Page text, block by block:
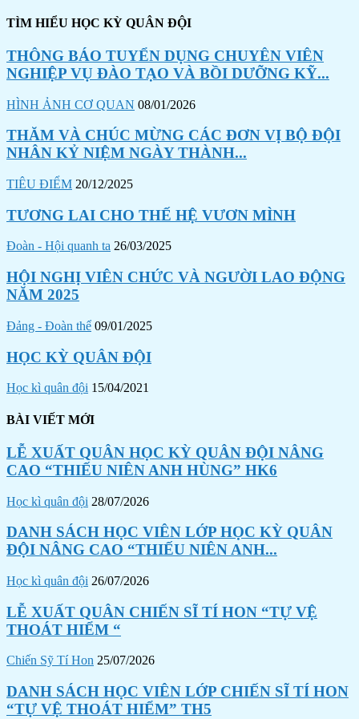
TÌM HIỂU HỌC KỲ QUÂN ĐỘI
THÔNG BÁO TUYỂN DỤNG CHUYÊN VIÊN
NGHIỆP VỤ ĐÀO TẠO VÀ BỒI DƯỠNG KỸ...
HÌNH ẢNH CƠ QUAN 08/01/2026
THĂM VÀ CHÚC MỪNG CÁC ĐƠN VỊ BỘ ĐỘI
NHÂN KỶ NIỆM NGÀY THÀNH...
TIÊU ĐIỂM 20/12/2025
TƯƠNG LAI CHO THẾ HỆ VƯƠN MÌNH
Đoàn - Hội quanh ta 26/03/2025
HỘI NGHỊ VIÊN CHỨC VÀ NGƯỜI LAO ĐỘNG
NĂM 2025
Đảng - Đoàn thể 09/01/2025
HỌC KỲ QUÂN ĐỘI
Học kì quân đội 15/04/2021
BÀI VIẾT MỚI
LỄ XUẤT QUÂN HỌC KỲ QUÂN ĐỘI NÂNG
CAO “THIẾU NIÊN ANH HÙNG” HK6
Học kì quân đội 28/07/2026
DANH SÁCH HỌC VIÊN LỚP HỌC KỲ QUÂN
ĐỘI NÂNG CAO “THIẾU NIÊN ANH...
Học kì quân đội 26/07/2026
LỄ XUẤT QUÂN CHIẾN SĨ TÍ HON “TỰ VỆ
THOÁT HIỂM “
Chiến Sỹ Tí Hon 25/07/2026
DANH SÁCH HỌC VIÊN LỚP CHIẾN SĨ TÍ HON
“TỰ VỆ THOÁT HIỂM” TH5